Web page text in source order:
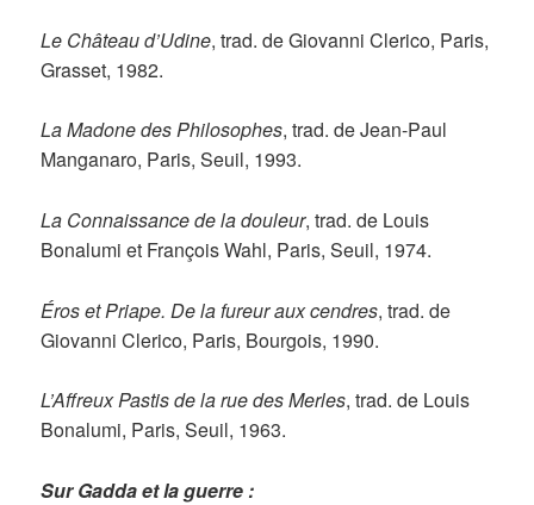
Le Château d’Udine, trad. de Giovanni Clerico, Paris,
Grasset, 1982.
La Madone des Philosophes, trad. de Jean-Paul
Manganaro, Paris, Seuil, 1993.
La Connaissance de la douleur, trad. de Louis
Bonalumi et François Wahl, Paris, Seuil, 1974.
Éros et Priape. De la fureur aux cendres, trad. de
Giovanni Clerico, Paris, Bourgois, 1990.
L’Affreux Pastis de la rue des Merles, trad. de Louis
Bonalumi, Paris, Seuil, 1963.
Sur Gadda et la guerre :